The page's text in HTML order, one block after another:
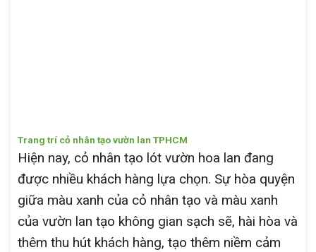
Trang trí cỏ nhân tạo vườn lan TPHCM
Hiện nay, cỏ nhân tạo lót vườn hoa lan đang
được nhiều khách hàng lựa chọn. Sự hòa quyện
giữa màu xanh của cỏ nhân tạo và màu xanh
của vườn lan tạo không gian sạch sẽ, hài hòa và
thêm thu hút khách hàng, tạo thêm niềm cảm